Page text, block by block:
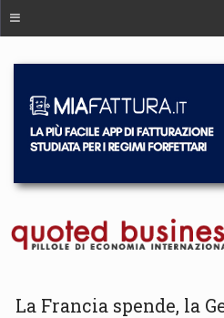
La Francia spende, la